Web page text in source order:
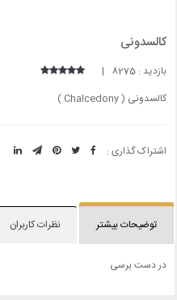
کالسدونی
بازدید : 8275 |
کالسدونی ( Chalcedony )
اشتراک گذاری :
توضیحات بیشتر نظرات کاربران
در دست برسی